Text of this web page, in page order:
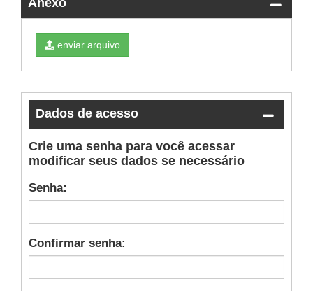
Anexo
fechar
essa
enviar arquivo
Dados de acesso
fechar
essa
Crie uma senha para você acessar
modificar seus dados se necessário
Senha:
Confirmar senha: